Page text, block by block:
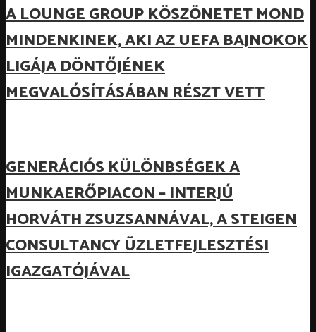
A LOUNGE GROUP KÖSZÖNETET MOND
MINDENKINEK, AKI AZ UEFA BAJNOKOK
LIGÁJA DÖNTŐJÉNEK
MEGVALÓSÍTÁSÁBAN RÉSZT VETT
GENERÁCIÓS KÜLÖNBSÉGEK A
MUNKAERŐPIACON – INTERJÚ
HORVÁTH ZSUZSANNÁVAL, A STEIGEN
CONSULTANCY ÜZLETFEJLESZTÉSI
IGAZGATÓJÁVAL